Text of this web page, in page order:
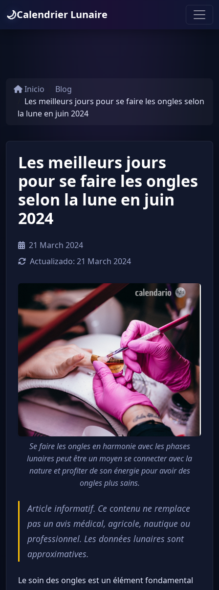
🌙Calendrier Lunaire
Inicio
Blog
Les meilleurs jours pour se faire les ongles selon
la lune en juin 2024
Les meilleurs jours
pour se faire les ongles
selon la lune en juin
2024
21 March 2024
Actualizado: 21 March 2024
Se faire les ongles en harmonie avec les phases
lunaires peut être un moyen se connecter avec la
nature et profiter de son énergie pour avoir des
ongles plus sains.
Article informatif. Ce contenu ne remplace
pas un avis médical, agricole, nautique ou
professionnel. Les données lunaires sont
approximatives.
Le soin des ongles est un élément fondamental